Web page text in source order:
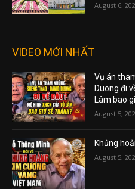
August 6,
VIDEO MỚI NHẤT
Vụ án
Duong đi
Lâm bao
August 5,
Khủng
August 5,